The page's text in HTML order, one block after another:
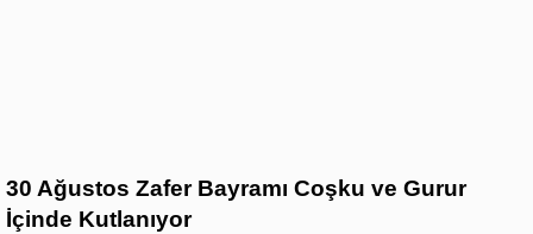
30 Ağustos Zafer Bayramı Coşku ve Gurur
İçinde Kutlanıyor